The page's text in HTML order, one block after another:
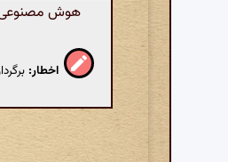
هوش مصنوعی:
اخطار: